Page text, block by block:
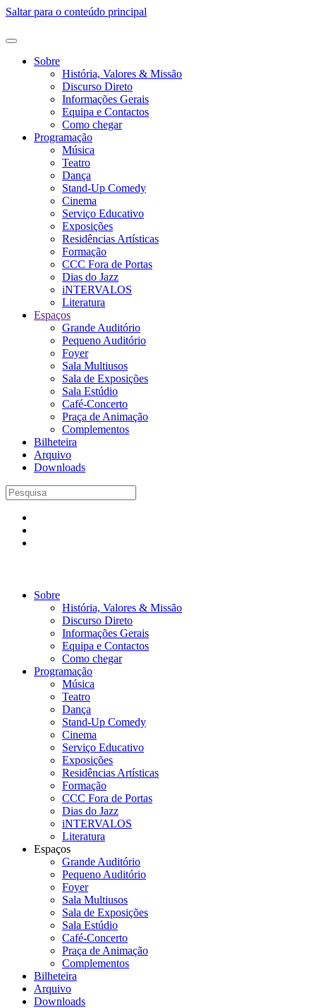
Saltar para o conteúdo principal
Sobre
História, Valores & Missão
Discurso Direto
Informações Gerais
Equipa e Contactos
Como chegar
Programação
Música
Teatro
Dança
Stand-Up Comedy
Cinema
Serviço Educativo
Exposições
Residências Artísticas
Formação
CCC Fora de Portas
Dias do Jazz
iNTERVALOS
Literatura
Espaços
Grande Auditório
Pequeno Auditório
Foyer
Sala Multiusos
Sala de Exposições
Sala Estúdio
Café-Concerto
Praça de Animação
Complementos
Bilheteira
Arquivo
Downloads
Sobre
História, Valores & Missão
Discurso Direto
Informações Gerais
Equipa e Contactos
Como chegar
Programação
Música
Teatro
Dança
Stand-Up Comedy
Cinema
Serviço Educativo
Exposições
Residências Artísticas
Formação
CCC Fora de Portas
Dias do Jazz
iNTERVALOS
Literatura
Espaços
Grande Auditório
Pequeno Auditório
Foyer
Sala Multiusos
Sala de Exposições
Sala Estúdio
Café-Concerto
Praça de Animação
Complementos
Bilheteira
Arquivo
Downloads